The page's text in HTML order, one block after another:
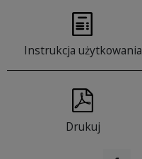
Instrukcja użytkowania
Drukuj